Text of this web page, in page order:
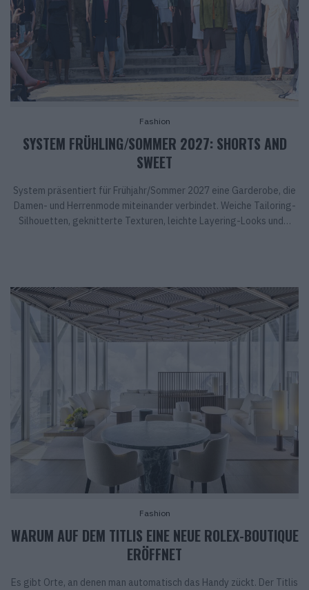
Fashion
SYSTEM FRÜHLING/SOMMER 2027: SHORTS AND
SWEET
System präsentiert für Frühjahr/Sommer 2027 eine Garderobe, die
Damen- und Herrenmode miteinander verbindet. Weiche Tailoring-
Silhouetten, geknitterte Texturen, leichte Layering-Looks und…
Fashion
WARUM AUF DEM TITLIS EINE NEUE ROLEX-BOUTIQUE
ERÖFFNET
Es gibt Orte, an denen man automatisch das Handy zückt. Der Titlis